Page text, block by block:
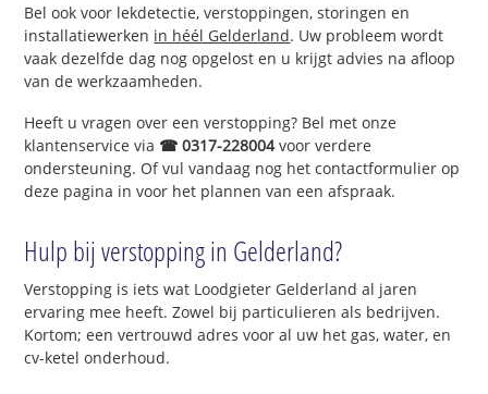
Bel ook voor lekdetectie, verstoppingen, storingen en
installatiewerken in héél Gelderland. Uw probleem wordt
vaak dezelfde dag nog opgelost en u krijgt advies na afloop
van de werkzaamheden.
Heeft u vragen over een verstopping? Bel met onze
klantenservice via ☎ 0317-228004voor verdere
ondersteuning. Of vul vandaag nog het contactformulier op
deze pagina in voor het plannen van een afspraak.
Hulp bij verstopping in Gelderland?
Verstopping is iets wat Loodgieter Gelderland al jaren
ervaring mee heeft. Zowel bij particulieren als bedrijven.
Kortom; een vertrouwd adres voor al uw het gas, water, en
cv-ketel onderhoud.